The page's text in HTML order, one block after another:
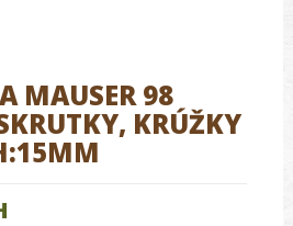
MAUSER 98
KRÚŽKY